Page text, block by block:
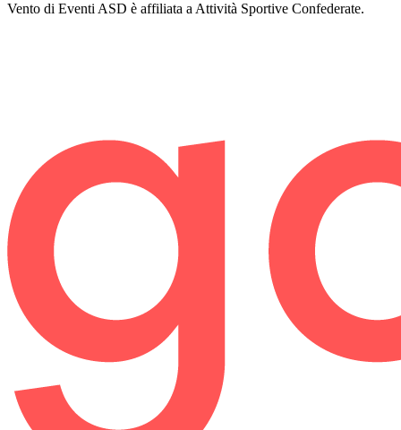
Vento di Eventi ASD è affiliata a Attività Sportive Confederate.